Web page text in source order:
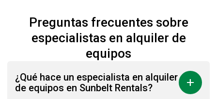
Preguntas frecuentes sobre
especialistas en alquiler de
equipos
¿Qué hace un especialista en alquiler
de equipos en Sunbelt Rentals?
add